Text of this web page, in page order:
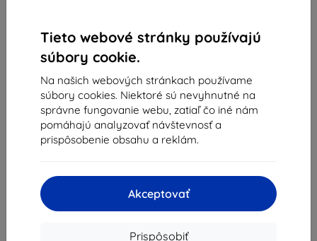
Tieto webové stránky používajú
súbory cookie.
Na našich webových stránkach používame
súbory cookies. Niektoré sú nevyhnutné na
správne fungovanie webu, zatiaľ čo iné nám
pomáhajú analyzovať návštevnosť a
prispôsobenie obsahu a reklám.
Akceptovať
Prispôsobiť
Xqisit
Púzdro XQISIT NP Slim Wallet Selection Anti
Bacterial for iPhone 14 Black (50429)
Vhodné pre: Apple iPhone 14
10,15 €
9,14 €